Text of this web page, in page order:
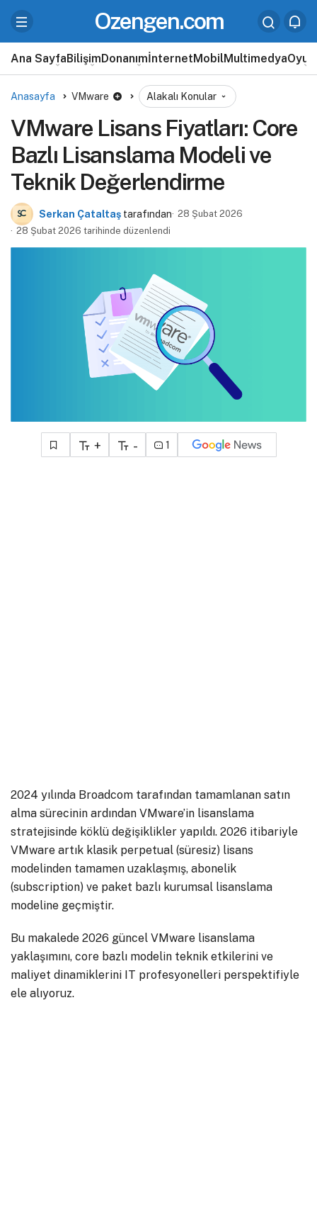
Ozengen.com
Ana SayfaBilişimDonanımİnternetMobilMultimedyaOyun
Anasayfa VMware Alakalı Konular
VMware Lisans Fiyatları: Core
Bazlı Lisanslama Modeli ve
Teknik Değerlendirme
Serkan Çataltaş tarafından 28 Şubat 2026
28 Şubat 2026 tarihinde düzenlendi
+ - 1
2024 yılında Broadcom tarafından tamamlanan satın
alma sürecinin ardından VMware’in lisanslama
stratejisinde köklü değişiklikler yapıldı. 2026 itibariyle
VMware artık klasik perpetual (süresiz) lisans
modelinden tamamen uzaklaşmış, abonelik
(subscription) ve paket bazlı kurumsal lisanslama
modeline geçmiştir.
Bu makalede 2026 güncel VMware lisanslama
yaklaşımını, core bazlı modelin teknik etkilerini ve
maliyet dinamiklerini IT profesyonelleri perspektifiyle
ele alıyoruz.